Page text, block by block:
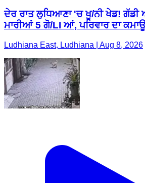
ਦੇਰ ਰਾਤ ਲੁਧਿਆਣਾ 'ਚ ਖੂ/ਨੀ ਖੇਡ! ਗੱਡੀ
ਮਾਰੀਆਂ 5 ਗੋ/LI ਆਂ, ਪਰਿਵਾਰ ਦਾ
Ludhiana East, Ludhiana | Aug 8, 2026